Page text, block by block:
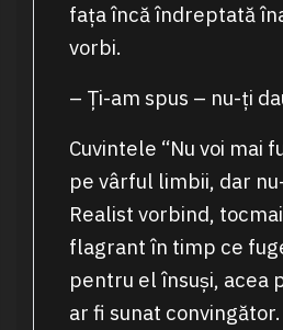
fața încă îndreptată
vorbi.
– Ți-am spus – nu-ți
Cuvintele “Nu voi mai
pe vârful limbii, dar
Realist vorbind,
flagrant în timp ce
pentru el însuși, acea
ar fi sunat convingător.